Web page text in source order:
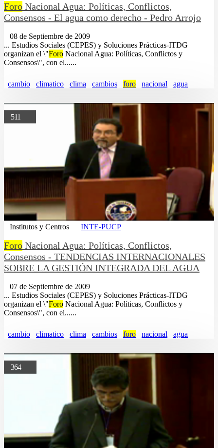
Foro Nacional Agua: Políticas, Conflictos,
Consensos - El agua como derecho - Pedro Arrojo
08 de Septiembre de 2009
... Estudios Sociales (CEPES) y Soluciones Prácticas-ITDG
organizan el \"Foro Nacional Agua: Políticas, Conflictos y
Consensos\", con el......
cambio climatico clima cambios foro nacional agua
511
Institutos y Centros INTE-PUCP
Foro Nacional Agua: Políticas, Conflictos,
Consensos - TENDENCIAS INTERNACIONALES
SOBRE LA GESTIÓN INTEGRADA DEL AGUA
07 de Septiembre de 2009
... Estudios Sociales (CEPES) y Soluciones Prácticas-ITDG
organizan el \"Foro Nacional Agua: Políticas, Conflictos y
Consensos\", con el......
cambio climatico clima cambios foro nacional agua
364